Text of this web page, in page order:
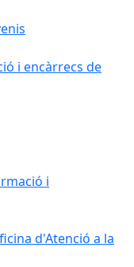
i encàrrecs de
i
d'Atenció a la